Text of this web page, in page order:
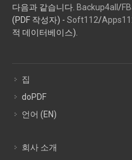
다음과 같습니다. Backup4all /
(PDF 작성자) - Soft112/
적 데이터베이스).
집
doPDF
언어 (EN)
회사 소개